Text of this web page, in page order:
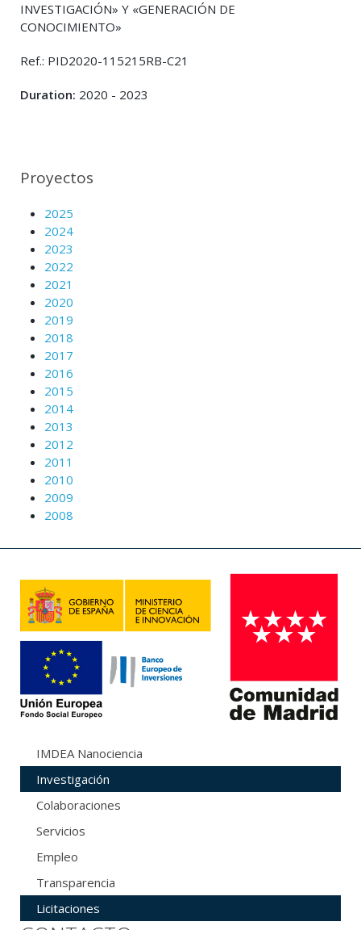
INVESTIGACIÓN» Y «GENERACIÓN DE
CONOCIMIENTO»
Ref.: PID2020-115215RB-C21
Duration: 2020 - 2023
Proyectos
2025
2024
2023
2022
2021
2020
2019
2018
2017
2016
2015
2014
2013
2012
2011
2010
2009
2008
IMDEA Nanociencia
Investigación
Colaboraciones
Servicios
Empleo
Transparencia
Licitaciones